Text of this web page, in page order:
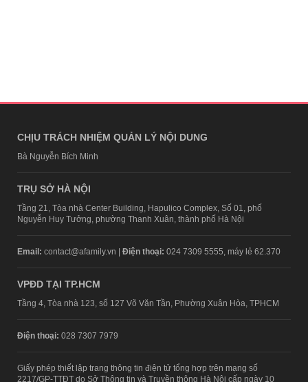
CHỊU TRÁCH NHIỆM QUẢN LÝ NỘI DUNG
Bà Nguyễn Bích Minh
TRỤ SỞ HÀ NỘI
Tầng 21, Tòa nhà Center Building, Hapulico Complex, Số 01, phố
Nguyễn Huy Tưởng, phường Thanh Xuân, thành phố Hà Nội
Email: contact@afamily.vn | Điện thoại: 024 7309 5555, máy lẻ 62.370
VPĐD TẠI TP.HCM
Tầng 4, Tòa nhà 123, số 127 Võ Văn Tần, Phường Xuân Hòa, TPHCM
Điện thoại: 028 7307 7979
Giấy phép thiết lập trang thông tin điện tử tổng hợp trên mạng số
2217/GP-TTĐT do Sở Thông tin và Truyền thông Hà Nội cấp ngày 10